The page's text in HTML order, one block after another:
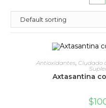
ADD
Antioxidantes, Ciudado
Axtasantina
$